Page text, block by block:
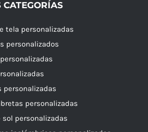
CATEGORÍAS
tela personalizadas
personalizados
personalizadas
personalizadas
sol personalizadas